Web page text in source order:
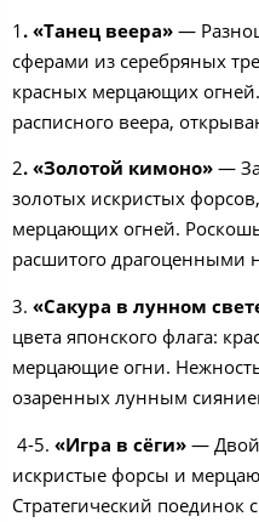
1 . «Танец веера» —
сферами из серебряных
красных мерцающих
расписного веера,
2. «Золотой кимоно» —
золотых искристых
мерцающих огней.
расшитого драгоценными
3. «Сакура в лунном
цвета японского флага:
мерцающие огни.
озаренных лунным
4-5. «Игра в сёги» —
искристые форсы и
Стратегический поединок